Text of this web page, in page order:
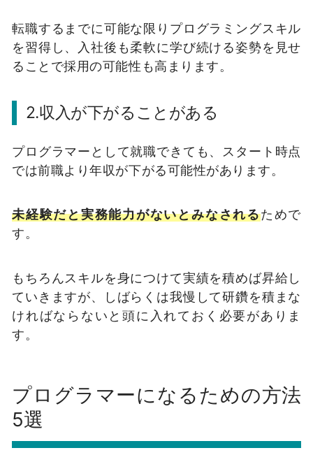
転職するまでに可能な限りプログラミングスキル
を習得し、入社後も柔軟に学び続ける姿勢を見せ
ることで採用の可能性も高まります。
2.収入が下がることがある
プログラマーとして就職できても、スタート時点
では前職より年収が下がる可能性があります。
未経験だと実務能力がないとみなされるためで
す。
もちろんスキルを身につけて実績を積めば昇給し
ていきますが、しばらくは我慢して研鑽を積まな
ければならないと頭に入れておく必要がありま
す。
プログラマーになるための方法
5選